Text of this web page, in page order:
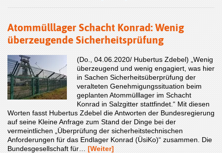
Atommülllager Schacht Konrad: Wenig
überzeugende Sicherheitsprüfung
(Do., 04.06.2020/ Hubertus Zdebel) „Wenig
überzeugend und wenig engagiert, was hier
in Sachen Sicherheitsüberprüfung der
veralteten Genehmigungssituation beim
geplanten Atommülllager im Schacht
Konrad in Salzgitter stattfindet.“ Mit diesen
Worten fasst Hubertus Zdebel die Antworten der Bundesregierung
auf seine Kleine Anfrage zum Stand der Dinge bei der
vermeintlichen „Überprüfung der sicherheitstechnischen
Anforderungen für das Endlager Konrad (ÜsiKo)“ zusammen. Die
Bundesgesellschaft für… [Weiter]